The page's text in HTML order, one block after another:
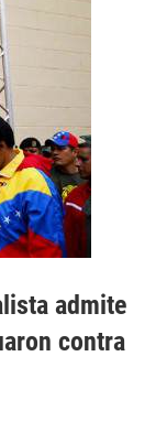
admite
contra